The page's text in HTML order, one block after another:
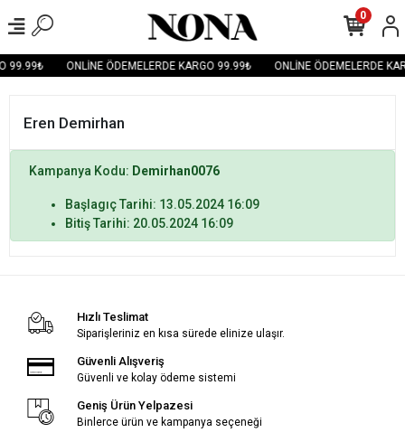
99.99₺ ONLİNE ÖDEMELERDE KARGO 99.99₺ ONLİNE ÖDEMELERDE
0
Eren Demirhan
Kampanya Kodu: Demirhan0076
Başlagıç Tarihi: 13.05.2024 16:09
Bitiş Tarihi: 20.05.2024 16:09
Hızlı Teslimat
Siparişleriniz en kısa sürede elinize ulaşır.
Güvenli Alışveriş
Güvenli ve kolay ödeme sistemi
Geniş Ürün Yelpazesi
Binlerce ürün ve kampanya seçeneği